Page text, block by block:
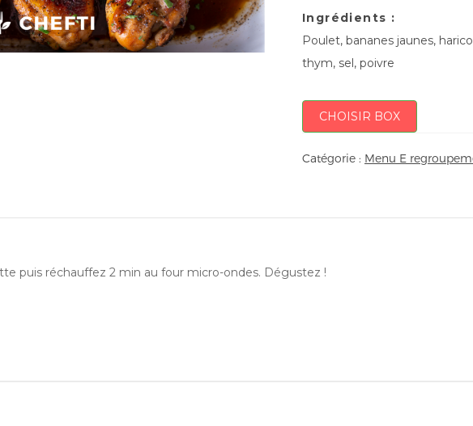
Ingrédients :
Poulet, bananes jaunes,
thym, sel, poivre
CHOISIR BOX
Catégorie : Menu E
puis réchauffez 2 min au four micro-ondes. Dégustez !